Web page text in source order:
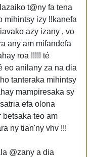
t@ny fa tena
mihintsy izy !!kanefa
azy izany , vo
any am mifandefa
roa !!!!! té
eo anilany za na dia
tanteraka mihintsy
mampiresaka sy
efa olona
betsaka teo am
ny tian'ny vhv !!!
@zany a dia